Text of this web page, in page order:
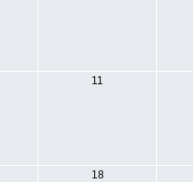
11
18